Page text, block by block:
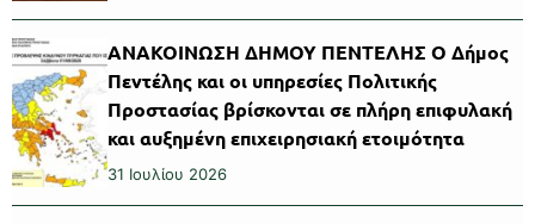
ΑΝΑΚΟΙΝΩΣΗ ΔΗΜΟΥ ΠΕΝΤΕΛΗΣ Ο Δήμος
Πεντέλης και οι υπηρεσίες Πολιτικής
Προστασίας βρίσκονται σε πλήρη επιφυλακή
και αυξημένη επιχειρησιακή ετοιμότητα
31 Ιουλίου 2026